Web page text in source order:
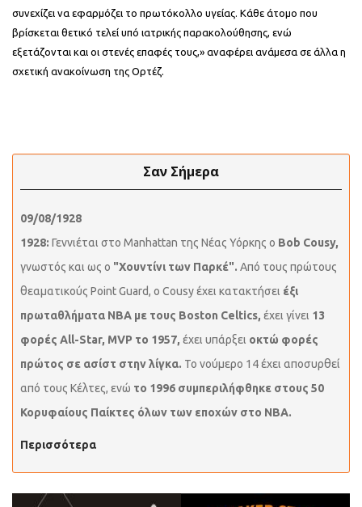
συνεχίζει να εφαρμόζει το πρωτόκολλο υγείας. Κάθε άτομο που
βρίσκεται θετικό τελεί υπό ιατρικής παρακολούθησης, ενώ
εξετάζονται και οι στενές επαφές τους,» αναφέρει ανάμεσα σε άλλα η
σχετική ανακοίνωση της Ορτέζ.
Σαν Σήμερα
09/08/1928
1928: Γεννιέται στο Manhattan της Νέας Υόρκης ο Bob Cousy,
γνωστός και ως ο "Χουντίνι των Παρκέ". Από τους πρώτους
θεαματικούς Point Guard, ο Cousy έχει κατακτήσει έξι
πρωταθλήματα NBA με τους Boston Celtics, έχει γίνει 13
φορές All-Star, MVP το 1957, έχει υπάρξει οκτώ φορές
πρώτος σε ασίστ στην λίγκα. Το νούμερο 14 έχει αποσυρθεί
από τους Κέλτες, ενώ το 1996 συμπεριλήφθηκε στους 50
Κορυφαίους Παίκτες όλων των εποχών στο ΝΒΑ.
Περισσότερα